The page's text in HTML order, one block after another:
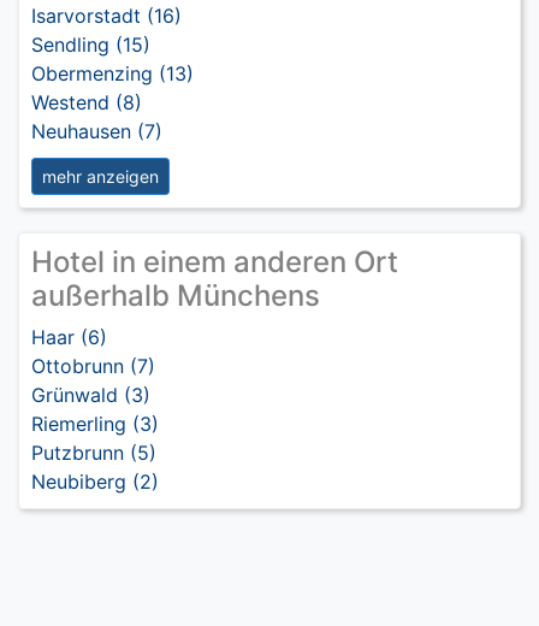
Isarvorstadt (16)
Sendling (15)
Obermenzing (13)
Westend (8)
Neuhausen (7)
mehr anzeigen
Hotel in einem anderen Ort
außerhalb Münchens
Haar (6)
Ottobrunn (7)
Grünwald (3)
Riemerling (3)
Putzbrunn (5)
Neubiberg (2)